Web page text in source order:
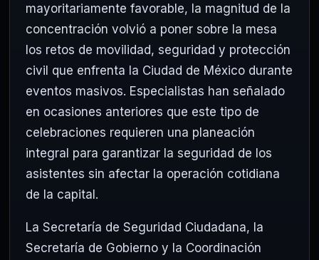
mayoritariamente favorable, la magnitud de la
concentración volvió a poner sobre la mesa
los retos de movilidad, seguridad y protección
civil que enfrenta la Ciudad de México durante
eventos masivos. Especialistas han señalado
en ocasiones anteriores que este tipo de
celebraciones requieren una planeación
integral para garantizar la seguridad de los
asistentes sin afectar la operación cotidiana
de la capital.
La Secretaría de Seguridad Ciudadana, la
Secretaría de Gobierno y la Coordinación